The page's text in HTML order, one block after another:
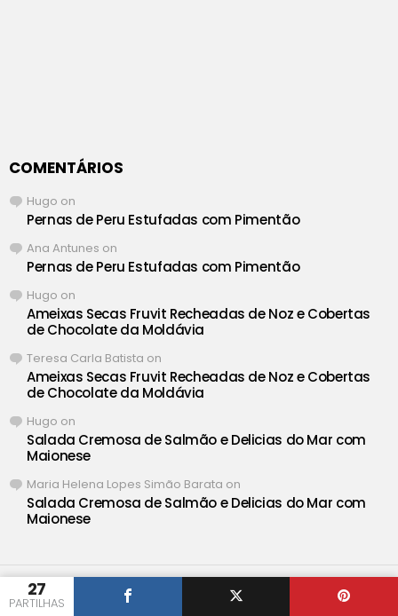
27
PARTILHAS
COMENTÁRIOS
Hugo on
Pernas de Peru Estufadas com Pimentão
Ana Antunes on
Pernas de Peru Estufadas com Pimentão
Hugo on
Ameixas Secas Fruvit Recheadas de Noz e Cobertas
de Chocolate da Moldávia
Teresa Carla Batista on
Ameixas Secas Fruvit Recheadas de Noz e Cobertas
de Chocolate da Moldávia
Hugo on
Salada Cremosa de Salmão e Delicias do Mar com
Maionese
Maria Helena Lopes Simão Barata on
Salada Cremosa de Salmão e Delicias do Mar com
Maionese
® Iguaria ❤ Deliciosas Receitas de Portugal •
Definições de
Privacidade